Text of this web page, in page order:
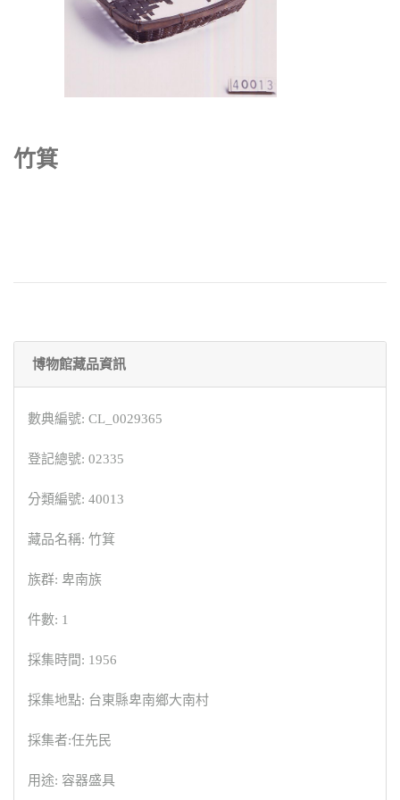
竹箕
博物館藏品資訊
數典編號: CL_0029365
登記總號: 02335
分類編號: 40013
藏品名稱: 竹箕
族群: 卑南族
件數: 1
採集時間: 1956
採集地點: 台東縣卑南鄉大南村
採集者:任先民
用途: 容器盛具